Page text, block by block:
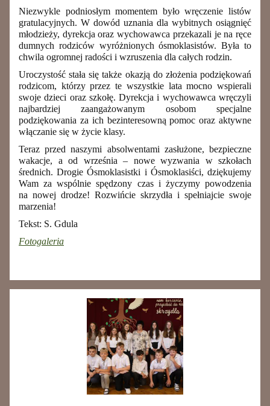
Niezwykle podniosłym momentem było wręczenie listów
gratulacyjnych. W dowód uznania dla wybitnych osiągnięć
młodzieży, dyrekcja oraz wychowawca przekazali je na ręce
dumnych rodziców wyróżnionych ósmoklasistów. Była to
chwila ogromnej radości i wzruszenia dla całych rodzin.
Uroczystość stała się także okazją do złożenia podziękowań
rodzicom, którzy przez te wszystkie lata mocno wspierali
swoje dzieci oraz szkołę. Dyrekcja i wychowawca wręczyli
najbardziej zaangażowanym osobom specjalne
podziękowania za ich bezinteresowną pomoc oraz aktywne
włączanie się w życie klasy.
Teraz przed naszymi absolwentami zasłużone, bezpieczne
wakacje, a od września – nowe wyzwania w szkołach
średnich. Drogie Ósmoklasistki i Ósmoklasiści, dziękujemy
Wam za wspólnie spędzony czas i życzymy powodzenia
na nowej drodze! Rozwińcie skrzydła i spełniajcie swoje
marzenia!
Tekst: S. Gdula
Fotogaleria